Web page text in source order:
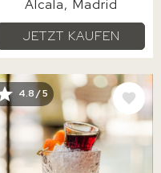
Alcala
Madrid
JETZT KAUFEN
4.8 / 5